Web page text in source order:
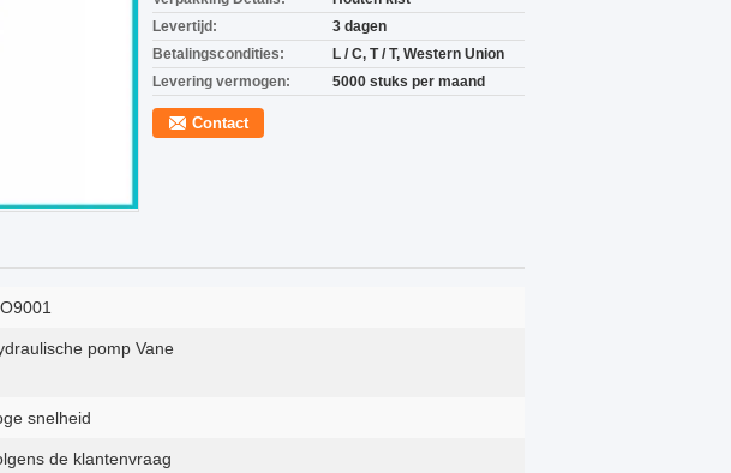
Levertijd:
3 dagen
Betalingscondities:
L / C, T / T, Western Union
Levering vermogen:
5000 stuks per maand
Contact
pomp Vane
snelheid
de klantenvraag